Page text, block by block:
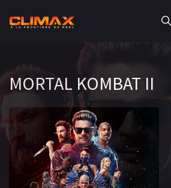
MORTAL KOMBAT II